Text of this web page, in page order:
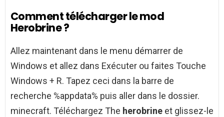
Comment télécharger le mod
Herobrine ?
Allez maintenant dans le menu démarrer de
Windows et allez dans Exécuter ou faites Touche
Windows + R. Tapez ceci dans la barre de
recherche %appdata% puis aller dans le dossier.
minecraft. Téléchargez The herobrine et glissez-le